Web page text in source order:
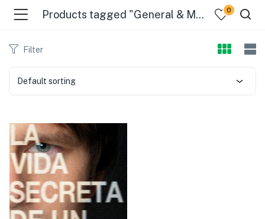
Products tagged "General & Miscellaneous Christian Life" 0
Filter
Default sorting